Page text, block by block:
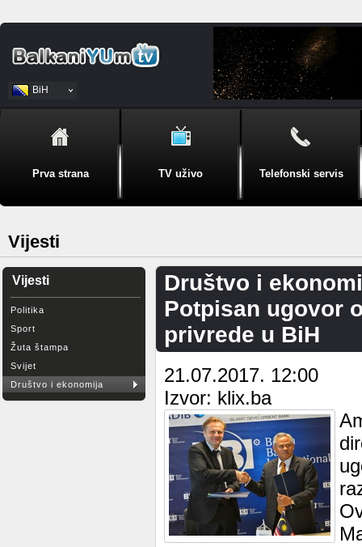
BiH
Srpski
Prva strana TV uživo Telefonski servis
Vijesti
Vijesti
Politika
Sport
Žuta štampa
Svijet
Društvo i ekonomija
Društvo i
Potpisan ugovor
privrede u BiH
21.07.2017. 12:00
Izvor: klix.ba